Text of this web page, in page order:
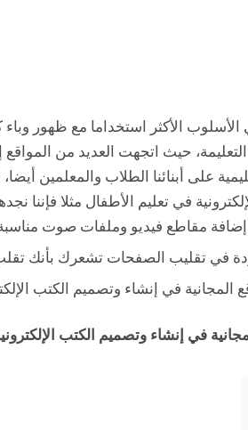
الأكثر استخداما مع ظهور وباء
التعليمة، حيث اتجهت العديد من
على أبنائنا الطلاب والمعلمين
مقاطع فيديو وملفات صوت
في تقليب الصفحات تشعرك بأنك
المجانية في إنشاء وتصميم الكتب
في إنشاء وتصميم الكتب